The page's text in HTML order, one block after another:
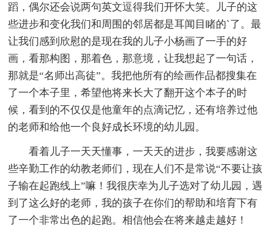
蹈，偶尔还会说两句英文逗得我们开怀大笑。儿子的这
些进步和变化我们和周围的邻居都是耳闻目睹的`了。最
让我们感到欣慰的是现在我的儿子小杨画了一手的好
画，看那构图，那着色，那意境，让我想起了一句话，
那就是“名师出高徒”。我把他所有的绘画作品都搜集在
了一个本子里，希望他将来长大了翻开这个本子的时
候，看到的不仅仅是他童年的点滴记忆，还有培养过他
的老师和给他一个良好成长环境的幼儿园。
看着儿子一天天懂事，一天天的进步，我要感谢这
些辛勤工作的幼教老师们，现在人们不是常说“不要让孩
子输在起跑线上”嘛！我很庆幸为儿子选对了幼儿园，遇
到了这么好的老师，我的孩子在你们的帮助和培育下有
了一个非常出色的起跑。相信他会在将来越走越好！